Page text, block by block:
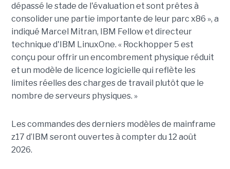
dépassé le stade de l'évaluation et sont prêtes à
consolider une partie importante de leur parc x86 », a
indiqué Marcel Mitran, IBM Fellow et directeur
technique d'IBM LinuxOne. « Rockhopper 5 est
conçu pour offrir un encombrement physique réduit
et un modèle de licence logicielle qui reflète les
limites réelles des charges de travail plutôt que le
nombre de serveurs physiques. »
Les commandes des derniers modèles de mainframe
z17 d’IBM seront ouvertes à compter du 12 août
2026.